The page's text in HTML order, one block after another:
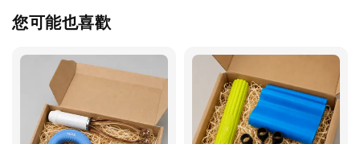
您可能也喜歡